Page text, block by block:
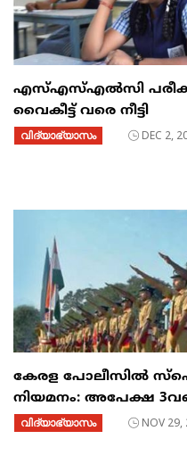
എസ്എസ്എൽസി
വൈകീട്ട് വരെ നീട്ടി
വിദ്യാഭ്യാസം DEC 2,
കേരള പോലീസിൽ
നിയമനം: അപേക്ഷ
വിദ്യാഭ്യാസം NOV